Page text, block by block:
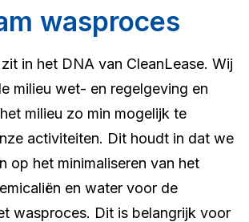
wasproces
in het DNA van CleanLease. Wij
milieu wet- en regelgeving en
milieu zo min mogelijk te
activiteiten. Dit houdt in dat we
op het minimaliseren van het
en water voor de
wasproces. Dit is belangrijk voor